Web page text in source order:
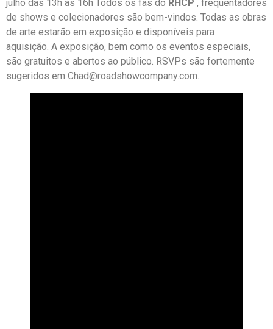
julho das 13h às 16h Todos os fãs do RHCP , frequentadores
de shows e colecionadores são bem-vindos. Todas as obras
de arte estarão em exposição e disponíveis para
aquisição. A exposição, bem como os eventos especiais,
são gratuitos e abertos ao público. RSVPs são fortemente
sugeridos em Chad@roadshowcompany.com.